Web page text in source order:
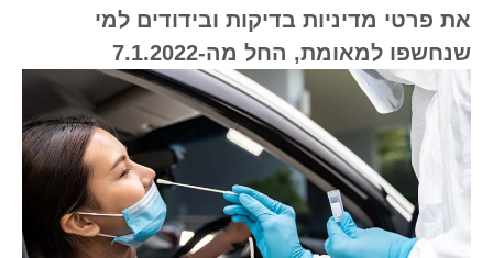
את פרטי מדיניות בדיקות ובידודים למי
שנחשפו למאומת, החל מה-7.1.2022